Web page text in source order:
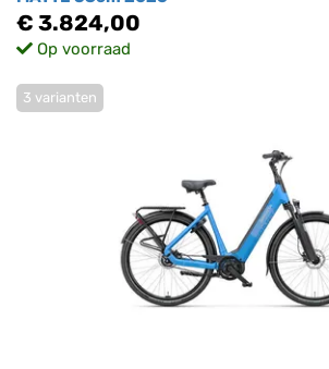
€ 3.824,00
Op voorraad
3 varianten